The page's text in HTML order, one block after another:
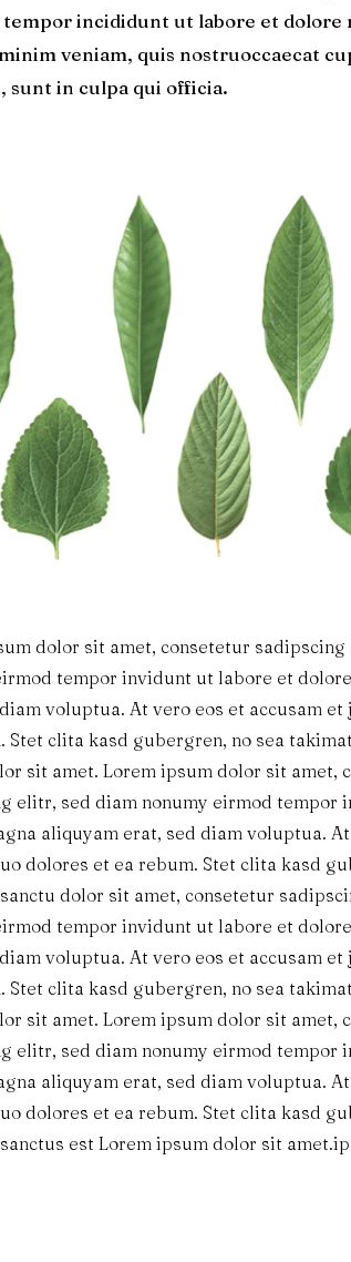
tempor incididunt ut labore et dolore
veniam, quis nostruoccaecat
sunt in culpa qui officia.
dolor sit amet, consetetur
tempor invidunt ut labore et
voluptua. At vero eos et accusam
Stet clita kasd gubergren, no sea
sit amet. Lorem ipsum dolor sit amet,
elitr, sed diam nonumy eirmod tempor
aliquyam erat, sed diam voluptua.
dolores et ea rebum. Stet clita kasd
dolor sit amet, consetetur
tempor invidunt ut labore et
voluptua. At vero eos et accusam
Stet clita kasd gubergren, no sea
sit amet. Lorem ipsum dolor sit amet,
elitr, sed diam nonumy eirmod tempor
aliquyam erat, sed diam voluptua.
dolores et ea rebum. Stet clita kasd
est Lorem ipsum dolor sit